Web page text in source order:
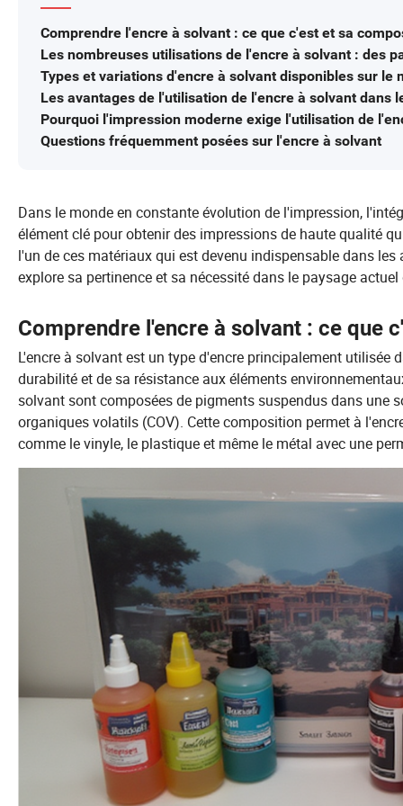
Comprendre l'encre à solvant : ce que c'est et sa
Les nombreuses utilisations de l'encre à solvant : des
Types et variations d'encre à solvant disponibles sur le
Les avantages de l'utilisation de l'encre à solvant dans
Pourquoi l'impression moderne exige l'utilisation de
Questions fréquemment posées sur l'encre à solvant
Dans le monde en constante évolution de l'impression,
élément clé pour obtenir des impressions de haute qualité
l'un de ces matériaux qui est devenu indispensable dans
explore sa pertinence et sa nécessité dans le paysage
Comprendre l'encre à solvant : ce que
L'encre à solvant est un type d'encre principalement
durabilité et de sa résistance aux éléments
solvant sont composées de pigments suspendus dans une
organiques volatils (COV). Cette composition permet à
comme le vinyle, le plastique et même le métal avec une